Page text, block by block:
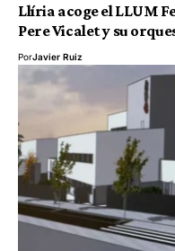
Llíria acoge el LLUM
Pere Vicalet y su
PorJavier Ruiz